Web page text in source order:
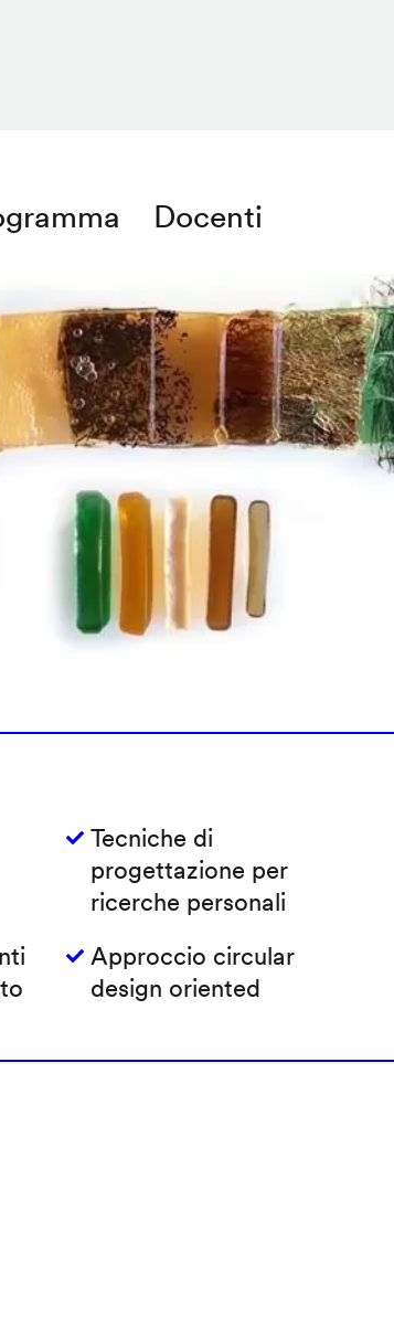
Docenti
Tecniche di
progettazione per
ricerche personali
Approccio circular
design oriented